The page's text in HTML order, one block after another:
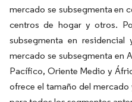
mercado se subsegmenta en
centros de hogar y otros.
subsegmenta en
mercado se subsegmenta en
Pacífico, Oriente Medio y
ofrece el tamaño del mercado